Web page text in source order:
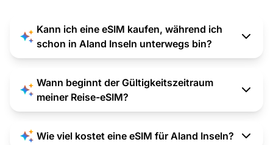
Kann ich eine eSIM kaufen, während ich
schon in Aland Inseln unterwegs bin?
Wann beginnt der Gültigkeitszeitraum
meiner Reise-eSIM?
Wie viel kostet eine eSIM für Aland Inseln?